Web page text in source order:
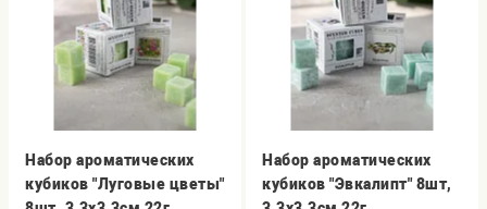
Набор ароматических
кубиков "Луговые цветы"
Набор ароматических
кубиков "Эвкалипт" 8шт,